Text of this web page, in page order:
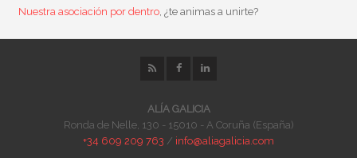
Nuestra asociación por dentro, ¿te animas a unirte?
ALÍA GALICIA
Ronda de Nelle, 130 - 15010 - A Coruña (España)
+34 609 209 763 / info@aliagalicia.com